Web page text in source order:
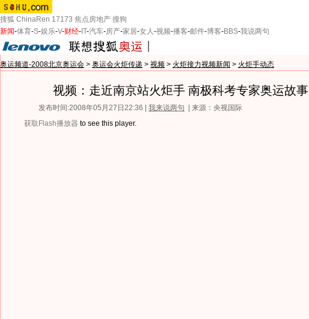
搜狐 ChinaRen 17173 焦点房地产 搜狗
新闻-体育-S-娱乐-V-财经- IT-汽车-房产-家居-女人-视频-播客-邮件-博客-BBS-我说两句
奥运频道-2008北京奥运会 > 奥运会火炬传递 > 视频 > 火炬接力视频新闻 > 火炬手动态
视频：走近南京站火炬手 南极科考专家奥运故事
发布时间:2008年05月27日22:36 | 我来说两句
| 来源：央视国际
获取Flash播放器 to see this player.